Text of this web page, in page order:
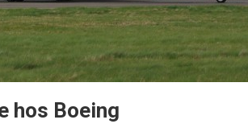
hos Boeing